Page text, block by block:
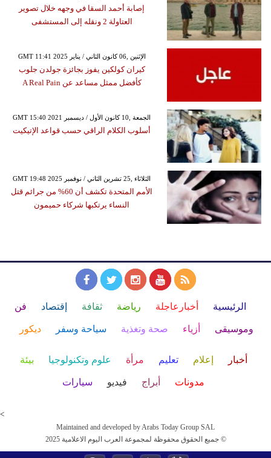
إصابة أحمد السقا في وجهه خلال تصوير
العتاولة 2 ونقله إلى المستشفى
GMT 11:41 2025 الإثنين ,06 كانون الثاني / يناير
كيران كولكين يفوز بجائزة جولدن جلوب
كأفضل ممثل مساعد عن A Real Pain
GMT 15:40 2021 الجمعة ,10 كانون الأول / ديسمبر
أسلوب الكلام الراقي حسب قواعد الإتيكيت
GMT 19:48 2025 الثلاثاء ,25 تشرين الثاني / نوفمبر
الأمم المتحدة تكشف أن 60% من جرائم قتل
النساء يرتكبها شركاء حميمون
الرئيسية أخبارعاجلة رياضة ثقافة إقتصاد فن
وموسيقى أزياء صحة وتغذية سياحة وسفر ديكور
أخبار إعلام تعليم مرأة علوم وتكنولوجيا بيئة
مدونات أبراج فيديو سيارات
<
Maintained and developed by Arabs Today Group SAL
جميع الحقوق محفوظة لمجموعة العرب اليوم الاعلامية 2025 ©